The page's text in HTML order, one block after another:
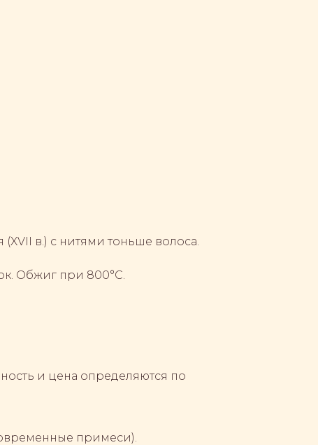
в.) с нитями тоньше волоса.
Обжиг при 800°C.
и цена определяются по
примеси).